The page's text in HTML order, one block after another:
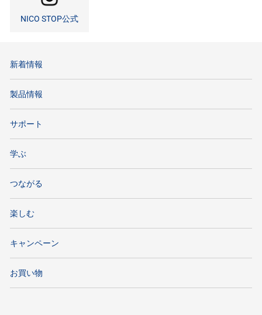
NICO STOP公式
新着情報
製品情報
サポート
学ぶ
つながる
楽しむ
キャンペーン
お買い物